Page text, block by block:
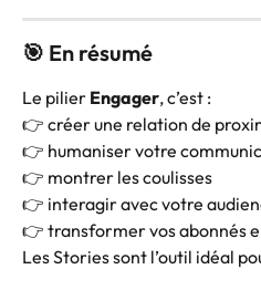
🎯 En résumé
Le pilier Engager, c’est :
👉 créer une relation de
👉 humaniser votre
👉 montrer les coulisses
👉 interagir avec votre
👉 transformer vos abonnés
Les Stories sont l’outil idéal